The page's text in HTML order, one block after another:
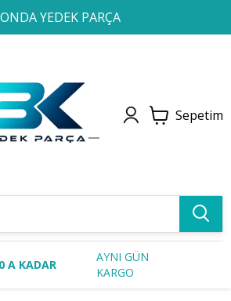
YEDEK PARÇA
1 2 3 4
Sepetim
A KADAR
AYNI GÜN
KARGO